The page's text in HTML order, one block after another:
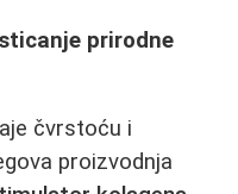
prirodne
čvrstoću i
proizvodnja